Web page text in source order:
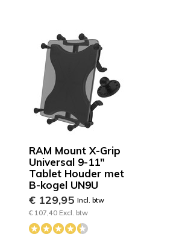
RAM Mount X-Grip
Universal 9-11"
Tablet Houder met
B-kogel UN9U
€ 129,95 Incl. btw
€ 107,40 Excl. btw